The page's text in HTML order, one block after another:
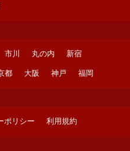
市川 丸の内 新宿
都 大阪 神戸 福岡
ポリシー 利用規約